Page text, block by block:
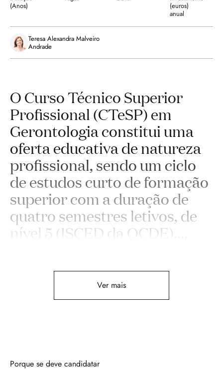
(Anos)
(euros)
anual
Teresa Alexandra Malveiro
Andrade
O Curso Técnico Superior
Proﬁssional (CTeSP) em
Gerontologia constitui uma
oferta educativa de natureza
proﬁssional, sendo um ciclo
de estudos curto de formação
superior com a duração de
quatro semestres letivos, de
nível 5 (ISCED da OCDE).
Ver mais
Porque se deve candidatar